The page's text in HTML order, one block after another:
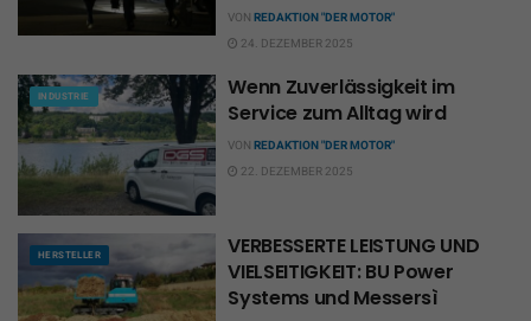
VON REDAKTION "DER MOTOR"
24. DEZEMBER 2025
INDUSTRIE
Wenn Zuverlässigkeit im
Service zum Alltag wird
VON REDAKTION "DER MOTOR"
22. DEZEMBER 2025
HERSTELLER
VERBESSERTE LEISTUNG UND
VIELSEITIGKEIT: BU Power
Systems und Messersì